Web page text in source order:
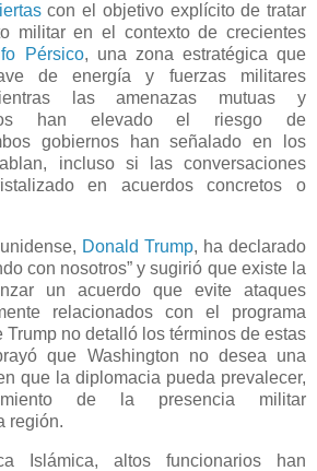
con el objetivo explícito de tratar
militar en el contexto de crecientes
Pérsico, una zona estratégica que
de energía y fuerzas militares
las amenazas mutuas y
han elevado el riesgo de
gobiernos han señalado en los
incluso si las conversaciones
en acuerdos concretos o
Donald Trump, ha declarado
con nosotros” y sugirió que existe la
un acuerdo que evite ataques
relacionados con el programa
Trump no detalló los términos de estas
que Washington no desea una
que la diplomacia pueda prevalecer,
de la presencia militar
región.
Islámica, altos funcionarios han